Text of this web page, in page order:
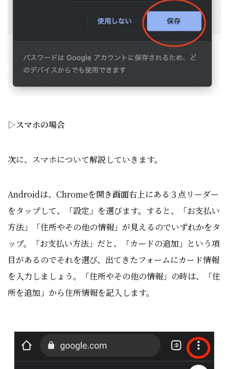
▷スマホの場合
次に、スマホについて解説していきます。
Androidは、Chromeを開き画面右上にある３点リーダー
をタップして、「設定」を選びます。すると、
「お支払い
方法」「住所やその他の情報」 が見えるのでいずれかをタ
ップ。「お支払い方法」だと、「カードの追加」という項
目があるのでそれを選び、出てきたフォームにカード情報
を入力しましょう。「住所やその他の情報」の時は、「住
所を追加」から住所情報を記入します。